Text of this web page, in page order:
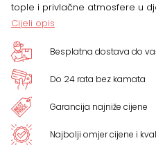
tople i privlačne atmosfere u
Cijeli opis
Besplatna dostava do
Do 24 rata bez kamata
Garancija najniže cijene
Najbolji omjer cijene i